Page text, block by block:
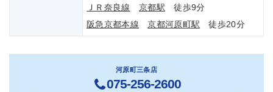
ＪＲ奈良線
京都駅 徒歩9分
阪急京都本線
京都河原町駅 徒歩20分
河原町三条店
075-256-2600